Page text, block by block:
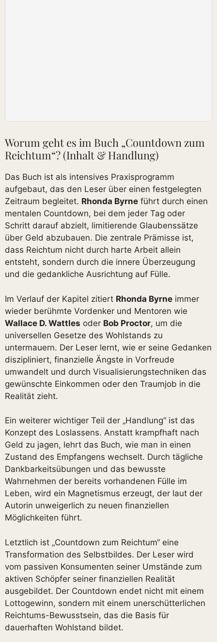
Worum geht es im Buch „Countdown zum
Reichtum“? (Inhalt & Handlung)
Das Buch ist als intensives Praxisprogramm
aufgebaut, das den Leser über einen festgelegten
Zeitraum begleitet. Rhonda Byrne führt durch einen
mentalen Countdown, bei dem jeder Tag oder
Schritt darauf abzielt, limitierende Glaubenssätze
über Geld abzubauen. Die zentrale Prämisse ist,
dass Reichtum nicht durch harte Arbeit allein
entsteht, sondern durch die innere Überzeugung
und die gedankliche Ausrichtung auf Fülle.
Im Verlauf der Kapitel zitiert Rhonda Byrne immer
wieder berühmte Vordenker und Mentoren wie
Wallace D. Wattles oder Bob Proctor, um die
universellen Gesetze des Wohlstands zu
untermauern. Der Leser lernt, wie er seine Gedanken
diszipliniert, finanzielle Ängste in Vorfreude
umwandelt und durch Visualisierungstechniken das
gewünschte Einkommen oder den Traumjob in die
Realität zieht.
Ein weiterer wichtiger Teil der „Handlung“ ist das
Konzept des Loslassens. Anstatt krampfhaft nach
Geld zu jagen, lehrt das Buch, wie man in einen
Zustand des Empfangens wechselt. Durch tägliche
Dankbarkeitsübungen und das bewusste
Wahrnehmen der bereits vorhandenen Fülle im
Leben, wird ein Magnetismus erzeugt, der laut der
Autorin unweigerlich zu neuen finanziellen
Möglichkeiten führt.
Letztlich ist „Countdown zum Reichtum“ eine
Transformation des Selbstbildes. Der Leser wird
vom passiven Konsumenten seiner Umstände zum
aktiven Schöpfer seiner finanziellen Realität
ausgebildet. Der Countdown endet nicht mit einem
Lottogewinn, sondern mit einem unerschütterlichen
Reichtums-Bewusstsein, das die Basis für
dauerhaften Wohlstand bildet.